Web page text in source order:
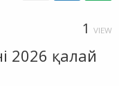
1 VIEW
2026 қалай